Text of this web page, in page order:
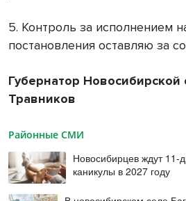
5. Контроль за исполнением
постановления оставляю за
Губернатор Новосибирской
Травников
Районные СМИ
Новосибирцев ждут 11-
каникулы в 2027 году